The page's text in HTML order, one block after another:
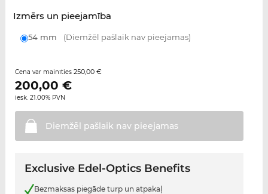
Izmērs un pieejamība
54 mm (Diemžēl pašlaik nav pieejamas)
Cena var mainīties 250,00 €
200,00 €
iesk. 21.00% PVN
Diemžēl pašlaik navpieejamas
Exclusive Edel-Optics Benefits
Bezmaksas piegāde turp un atpakaļ